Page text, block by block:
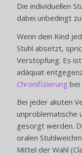
Die individuellen
dabei unbedingt
Wenn dein Kind
Stuhl absetzt,
Verstopfung. Es
adäquat
Chronifizierung bei
Bei jeder akuten
unproblematische
gesorgt werden.
oralen
Mittel der Wahl